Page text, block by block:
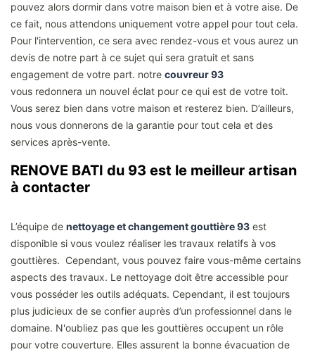
pouvez alors dormir dans votre maison bien et à votre aise. De
ce fait, nous attendons uniquement votre appel pour tout cela.
Pour l'intervention, ce sera avec rendez-vous et vous aurez un
devis de notre part à ce sujet qui sera gratuit et sans
engagement de votre part. notre couvreur 93
vous redonnera un nouvel éclat pour ce qui est de votre toit.
Vous serez bien dans votre maison et resterez bien. D’ailleurs,
nous vous donnerons de la garantie pour tout cela et des
services après-vente.
RENOVE BATI du 93 est le meilleur artisan
à contacter
L’équipe de nettoyage et changement gouttière 93 est
disponible si vous voulez réaliser les travaux relatifs à vos
gouttières. Cependant, vous pouvez faire vous-même certains
aspects des travaux. Le nettoyage doit être accessible pour
vous posséder les outils adéquats. Cependant, il est toujours
plus judicieux de se confier auprès d’un professionnel dans le
domaine. N'oubliez pas que les gouttières occupent un rôle
pour votre couverture. Elles assurent la bonne évacuation de